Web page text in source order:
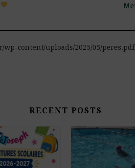
content/uploads/2025/05/peres.pdf
RECENT POSTS